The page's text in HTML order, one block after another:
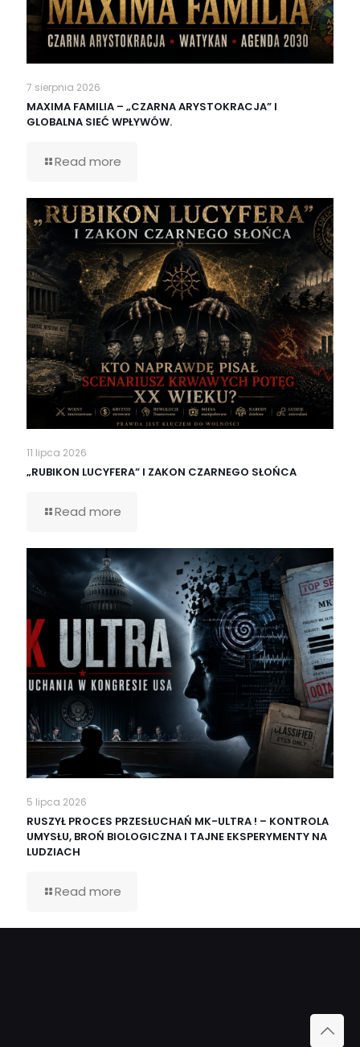
7 sierpnia 2026
MAXIMA FAMILIA – „CZARNA ARYSTOKRACJA” I
GLOBALNA SIEĆ WPŁYWÓW.
Read more
11 lipca 2026
„RUBIKON LUCYFERA” I ZAKON CZARNEGO SŁOŃCA
Read more
5 lipca 2026
RUSZYŁ PROCES PRZESŁUCHAŃ MK-ULTRA ! – KONTROLA
UMYSŁU, BROŃ BIOLOGICZNA I TAJNE EKSPERYMENTY NA
LUDZIACH
Read more